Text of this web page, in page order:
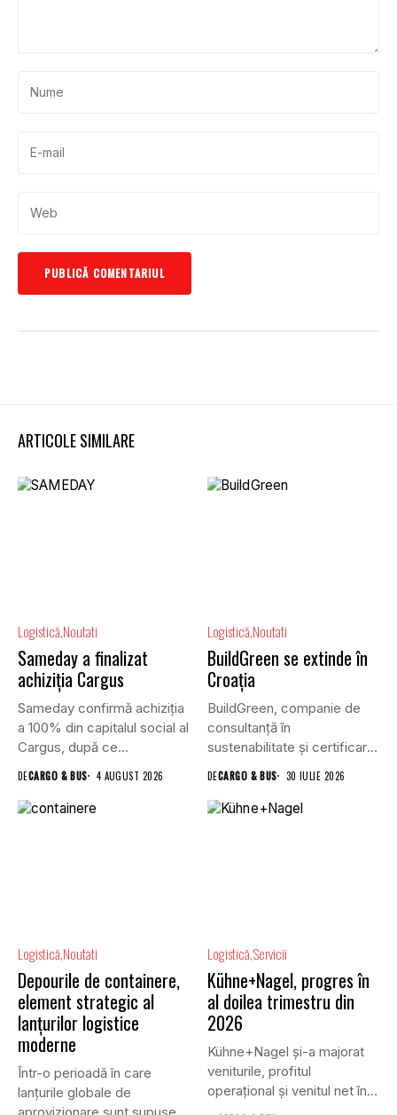
ARTICOLE SIMILARE
Logistică Noutati
Sameday a finalizat
achiziția Cargus
Sameday confirmă achiziția
a 100% din capitalul social al
Cargus, după ce...
DECARGO & BUS 4 AUGUST 2026
Logistică Noutati
BuildGreen se extinde în
Croația
BuildGreen, companie de
consultanță în
sustenabilitate și certificare
DECARGO & BUS 30 IULIE 2026
Logistică Noutati
Depourile de containere,
element strategic al
lanțurilor logistice
moderne
Într-o perioadă în care
lanțurile globale de
Logistică Servicii
Kühne+Nagel, progres în
al doilea trimestru din
2026
Kühne+Nagel și-a majorat
veniturile, profitul
operațional și venitul net în
al doilea...